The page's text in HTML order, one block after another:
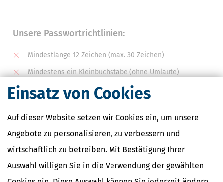
Einsatz von Cookies
Auf dieser Website setzen wir Cookies ein, um unsere
Angebote zu personalisieren, zu verbessern und
wirtschaftlich zu betreiben. Mit Bestätigung Ihrer
Auswahl willigen Sie in die Verwendung der gewählten
Unsere Passwortrichtlinien:
Mindestlänge 12 Zeichen (max. 30 Zeichen)
Mindestens ein Kleinbuchstabe (ohne Umlaute)
Mindestens ein Grossbuchstabe(ohne Umlaute)
Mindestens eines dieser Sonderzeichen
# . , - $ ? + * _ !